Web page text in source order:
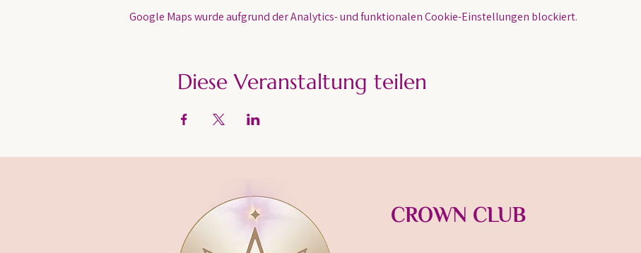
Google Maps wurde aufgrund der Analytics- und funktionalen Cookie-Einstellungen blockiert.
Diese Veranstaltung teilen
CROWN CLUB